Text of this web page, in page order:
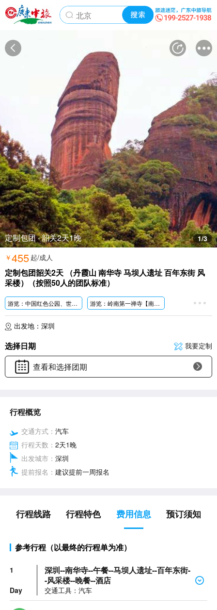
1/3
定制包团 · 韶关2天1晚
￥455 起/成人
定制包团韶关2天 （丹霞山 南华寺 马坝人遗址 百年东街 风
采楼）（按照50人的团队标准）
游览：中国红色公园、世界地质公园——【丹霞山】 游览：岭南第一禅寺【南华寺】
出发地：深圳
选择日期 我要定制
查看和选择团期
行程概览
交通方式： 汽车
行程天数： 2天1晚
出发城市： 深圳
提前报名： 建议提前一周报名
行程线路 行程特色 费用信息 预订须知
参考行程（以最终的行程单为准）
1
Day
深圳--南华寺--午餐--马坝人遗址--百年东街-
-风采楼--晚餐--酒店
交通工具：汽车